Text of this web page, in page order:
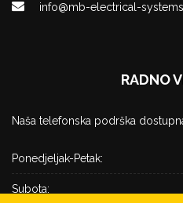
info@mb-electrical-
RADNO
Naša telefonska podrška
Ponedjeljak-Petak:
Subota: